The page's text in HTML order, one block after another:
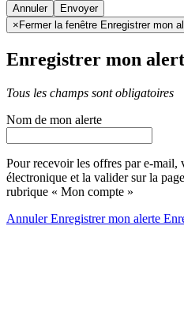
Annuler
× Fermer la fenêtre Enregistrer mon
Enregistrer mon
Tous les champs sont obligatoires
Nom de mon alerte
Pour recevoir les offres par e-mail,
électronique et la valider sur la
rubrique « Mon compte »
AnnulerEnregistrer mon alerte